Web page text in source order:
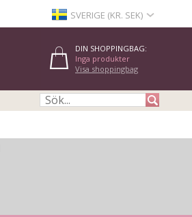
SVERIGE (KR. SEK)
DIN SHOPPINGBAG:
Inga produkter
Visa shoppingbag